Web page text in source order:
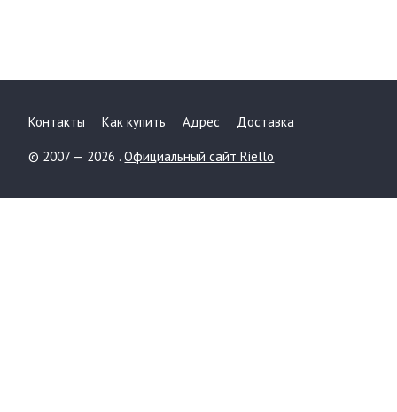
Контакты Как купить Адрес Доставка
© 2007 — 2026 .Официальный сайт Riello